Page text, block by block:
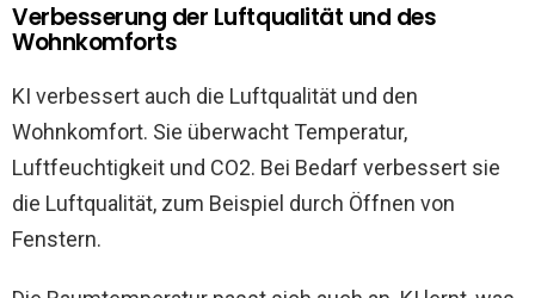
Verbesserung der Luftqualität und des
Wohnkomforts
KI verbessert auch die Luftqualität und den
Wohnkomfort. Sie überwacht Temperatur,
Luftfeuchtigkeit und CO2. Bei Bedarf verbessert sie
die Luftqualität, zum Beispiel durch Öffnen von
Fenstern.